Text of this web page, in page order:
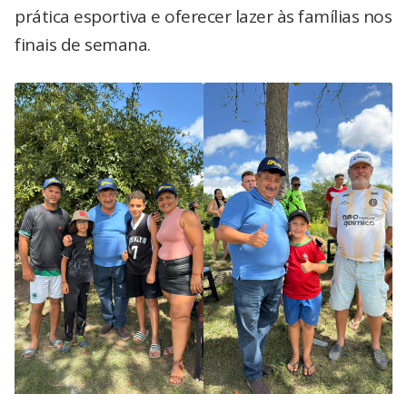
prática esportiva e oferecer lazer às famílias nos
finais de semana.